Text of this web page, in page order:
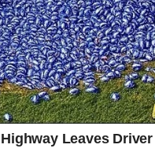
srčanog udara ili moždanog
fibrinogena utječu brojni
supretilost, pušenje,
faktori često se javljaju
za razvoj